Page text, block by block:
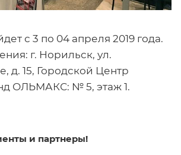
с 3 по 04 апреля 2019 года.
г. Норильск, ул.
д. 15, Городской Центр
ОЛЬМАКС: № 5, этаж 1.
и партнеры!